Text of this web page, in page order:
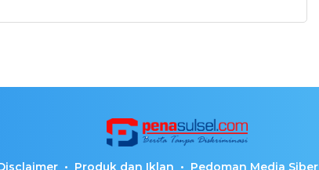
Produk dan Iklan Pedoman Media Siber